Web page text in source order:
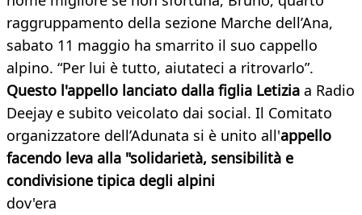
raggruppamento della sezione Marche dell’Ana,
sabato 11 maggio ha smarrito il suo cappello
alpino. “Per lui è tutto, aiutateci a ritrovarlo”.
Questo l'appello lanciato dalla figlia Letizia a Radio
Deejay e subito veicolato dai social. Il Comitato
organizzatore dell’Adunata si è unito all'appello
facendo leva alla "solidarietà, sensibilità e
condivisione tipica degli alpini
dov'era